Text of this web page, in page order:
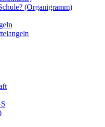
(Organigramm)